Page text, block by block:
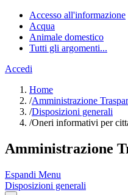
Accesso all'informazione
Acqua
Animale domestico
Tutti gli argomenti...
Accedi
Home
/Amministrazione
/Disposizioni generali
/Oneri informativi per
Amministrazione
Espandi Menu
Disposizioni generali